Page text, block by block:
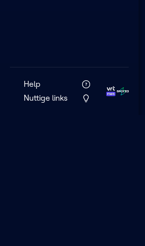
Help
Nuttige links